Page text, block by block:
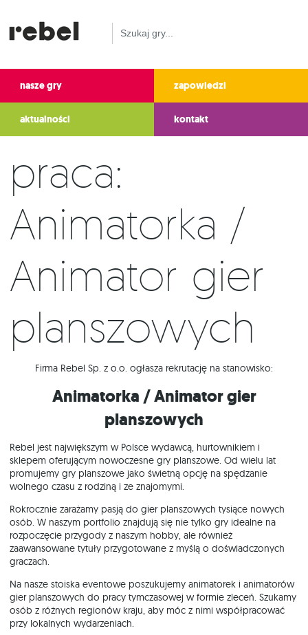
nasze gry zapowiedzi
aktualności kontakt
Praca:
Animatorka /
Animator gier
planszowych
Firma Rebel Sp. z o.o. ogłasza rekrutację na stanowisko:
Animatorka / Animator gier
planszowych
Rebel jest największym w Polsce wydawcą, hurtownikiem i
sklepem oferującym nowoczesne gry planszowe. Od wielu lat
promujemy gry planszowe jako świetną opcję na spędzanie
wolnego czasu z rodziną i ze znajomymi.
Rokrocznie zarażamy pasją do gier planszowych tysiące nowych
osób. W naszym portfolio znajdują się nie tylko gry idealne na
rozpoczęcie przygody z naszym hobby, ale również
zaawansowane tytuły przygotowane z myślą o doświadczonych
graczach.
Na nasze stoiska eventowe poszukujemy animatorek i animatorów
gier planszowych do pracy tymczasowej w formie zleceń. Szukamy
osób z różnych regionów kraju, aby móc z nimi współpracować
przy lokalnych wydarzeniach.